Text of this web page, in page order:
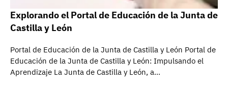
Explorando el Portal de Educación de la Junta de
Castilla y León
Portal de Educación de la Junta de Castilla y León Portal de
Educación de la Junta de Castilla y León: Impulsando el
Aprendizaje La Junta de Castilla y León, a…